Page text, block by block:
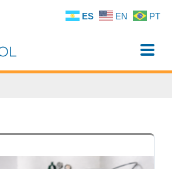
Toggle
ES EN PT